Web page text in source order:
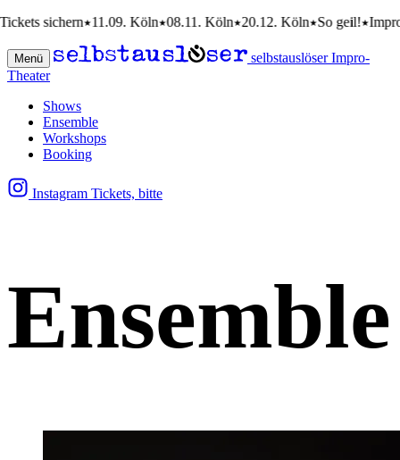
sichern 11.09. Köln 08.11. Köln 20.12. Köln So geil! Impro-
Menü
selbstauslöser Impro-
Theater
Shows
Ensemble
Workshops
Booking
Instagram Tickets, bitte
Ensemble